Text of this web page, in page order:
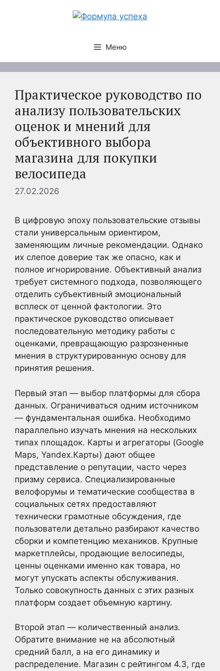
Меню
Практическое руководство по
анализу пользовательских
оценок и мнений для
объективного выбора
магазина для покупки
велосипеда
27.02.2026
В цифровую эпоху пользовательские отзывы
стали универсальным ориентиром,
заменяющим личные рекомендации. Однако
их слепое доверие так же опасно, как и
полное игнорирование. Объективный анализ
требует системного подхода, позволяющего
отделить субъективный эмоциональный
всплеск от ценной фактологии. Это
практическое руководство описывает
последовательную методику работы с
оценками, превращающую разрозненные
мнения в структурированную основу для
принятия решения.
Первый этап — выбор платформы для сбора
данных. Ограничиваться одним источником
— фундаментальная ошибка. Необходимо
параллельно изучать мнения на нескольких
типах площадок. Карты и агрегаторы (Google
Maps, Yandex.Карты) дают общее
представление о репутации, часто через
призму сервиса. Специализированные
велофорумы и тематические сообщества в
социальных сетях предоставляют
технически грамотные обсуждения, где
пользователи детально разбирают качество
сборки и компетенцию механиков. Крупные
маркетплейсы, продающие велосипеды,
ценны оценками именно как товара, но
могут упускать аспекты обслуживания.
Только совокупность данных с этих разных
платформ создает объемную картину.
Второй этап — количественный анализ.
Обратите внимание не на абсолютный
средний балл, а на его динамику и
распределение. Магазин с рейтингом 4.3, где